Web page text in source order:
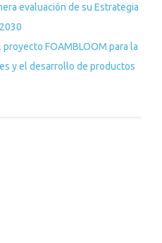
evaluación de su Estrategia
FOAMBLOOM para la
y el desarrollo de productos